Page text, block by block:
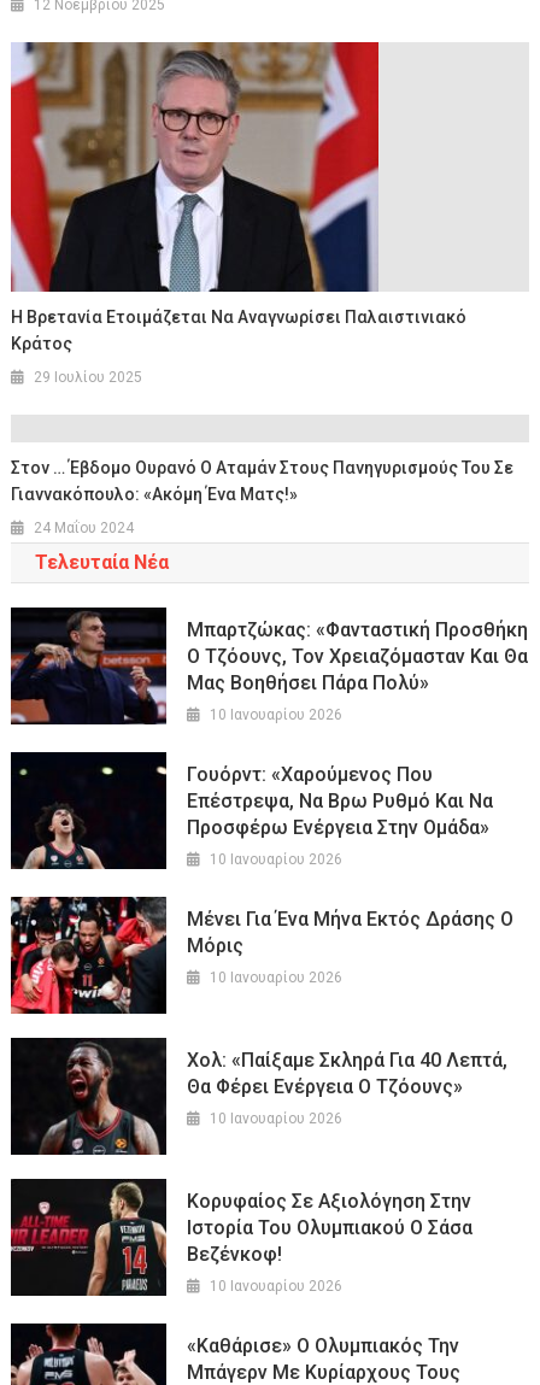
12 Νοεμβρίου 2025
Η Βρετανία Ετοιμάζεται Να Αναγνωρίσει Παλαιστινιακό
Κράτος
29 Ιουλίου 2025
Στον … Έβδομο Ουρανό Ο Αταμάν Στους Πανηγυρισμούς Του Σε
Γιαννακόπουλο: «Ακόμη Ένα Ματς!»
24 Μαΐου 2024
Τελευταία Νέα
Μπαρτζώκας: «Φανταστική Προσθήκη
Ο Τζόουνς, Τον Χρειαζόμασταν Και Θα
Μας Βοηθήσει Πάρα Πολύ»
10 Ιανουαρίου 2026
Γουόρντ: «Χαρούμενος Που
Επέστρεψα, Να Βρω Ρυθμό Και Να
Προσφέρω Ενέργεια Στην Ομάδα»
10 Ιανουαρίου 2026
Μένει Για Ένα Μήνα Εκτός Δράσης Ο
Μόρις
10 Ιανουαρίου 2026
Χολ: «Παίξαμε Σκληρά Για 40 Λεπτά,
Θα Φέρει Ενέργεια Ο Τζόουνς»
10 Ιανουαρίου 2026
Κορυφαίος Σε Αξιολόγηση Στην
Ιστορία Του Ολυμπιακού Ο Σάσα
Βεζένκοφ!
10 Ιανουαρίου 2026
«Καθάρισε» Ο Ολυμπιακός Την
Μπάγερν Με Κυρίαρχους Τους